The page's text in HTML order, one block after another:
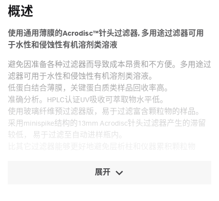
概述
使用通用薄膜的Acrodisc™针头过滤器, 多用途过滤器可用
于水性和侵蚀性有机溶剂类溶液
避免因准备各种过滤器而导致成本昂贵和不方便。多用途过
滤器可用于水性和侵蚀性有机溶剂类溶液。
低蛋白结合薄膜，关键蛋白质类样品回收率高。
准确分析。HPLC认证UV吸收可萃取物水平低。
使用玻璃纤维预过滤器版，易于过滤富含颗粒物的样品。
采用minispike结构的13mm Acrodisc针头过滤器产生的滞留
较低， 易于过滤至自动进样瓶内。
展开